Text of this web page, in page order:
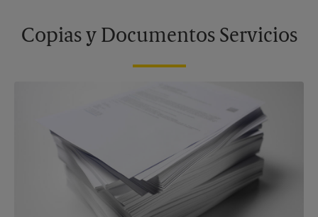
Copias y Documentos Servicios